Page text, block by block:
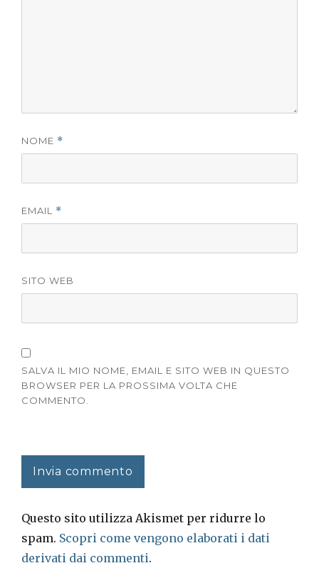
NOME *
EMAIL *
SITO WEB
SALVA IL MIO NOME, EMAIL E SITO WEB IN QUESTO
BROWSER PER LA PROSSIMA VOLTA CHE
COMMENTO.
Questo sito utilizza Akismet per ridurre lo
spam. Scopri come vengono elaborati i dati
derivati dai commenti.